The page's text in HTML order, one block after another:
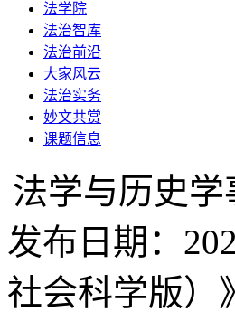
法学院
法治智库
法治前沿
大家风云
法治实务
妙文共赏
课题信息
法学与历史
发布日期：
社会科学版